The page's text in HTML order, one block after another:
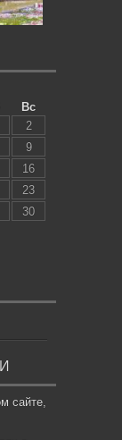
Вс
2
9
16
23
30
сайте,